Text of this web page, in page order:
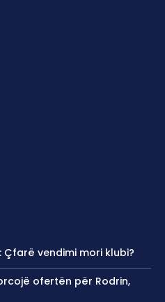
Çfarë vendimi mori klubi?
ofertën për Rodrin,